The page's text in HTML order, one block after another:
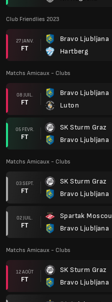
Club Friendlies 2023
27 JANV.
FT
Bravo Ljubljana
Hartberg
Matchs Amicaux - Clubs
08 JUIL.
FT
Bravo Ljubljana
Luton
05 FÉVR.
FT
SK Sturm Graz
Bravo Ljubljana
Matchs Amicaux - Clubs
03 SEPT.
FT
SK Sturm Graz
Bravo Ljubljana
02 JUIL.
FT
Spartak Moscou
Bravo Ljubljana
Matchs Amicaux - Clubs
12 AOÛT
FT
SK Sturm Graz
Bravo Ljubljana